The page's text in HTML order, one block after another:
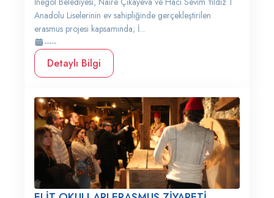
Anadolu Liselerinin ev sahipliğinde gerçekleştirilen
erasmus projesi kapsamında; İ...
-----
Detaylı Bilgi